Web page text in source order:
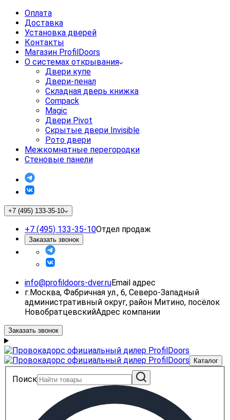
Оплата
Доставка
Установка дверей
Контакты
Магазин ProfilDoors
О системах открывания
Двери купе
Двери-пенал
Складная дверь книжка
Compack
Magic
Двери Pivot
Скрытые двери Invisible
Рото двери
Межкомнатные перегородки
Стеновые панели
+7 (495) 133-35-10
+7 (495) 133-35-10Отдел продаж
Заказать звонок
info@profildoors-dver.ruEmail адрес
г.Москва, Фабричная ул., 6, Северо-Западный
административный округ, район Митино, посёлок
НовобратцевскийАдрес компании
Заказать звонок
Каталог
Поиск